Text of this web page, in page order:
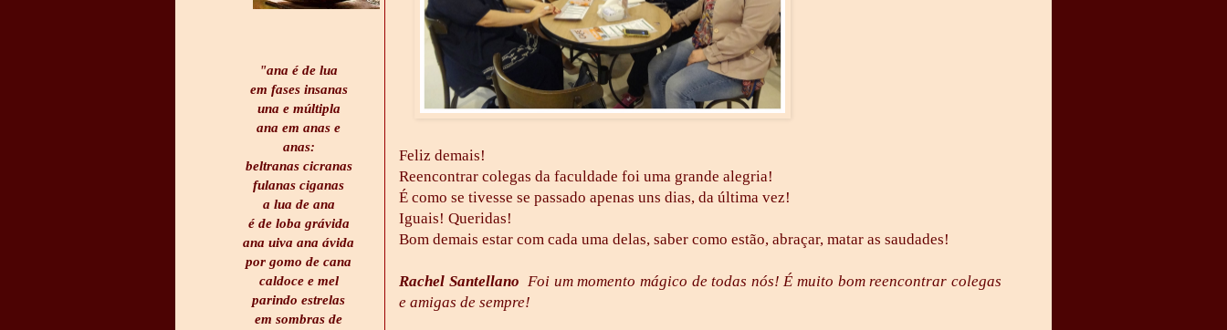
Feliz demais!
Reencontrar colegas da faculdade foi uma grande alegria!
É como se tivesse se passado apenas uns dias, da última vez!
Iguais! Queridas!
Bom demais estar com cada uma delas, saber como estão, abraçar, matar as saudades!
Rachel Santellano Foi um momento mágico de todas nós! É muito bom reencontrar colegas
e amigas de sempre!
"ana é de lua
em fases insanas
una e múltipla
ana em anas e
anas:
beltranas cicranas
fulanas ciganas
a lua de ana
é de loba grávida
ana uiva ana ávida
por gomo de cana
caldoce e mel
parindo estrelas
em sombras de